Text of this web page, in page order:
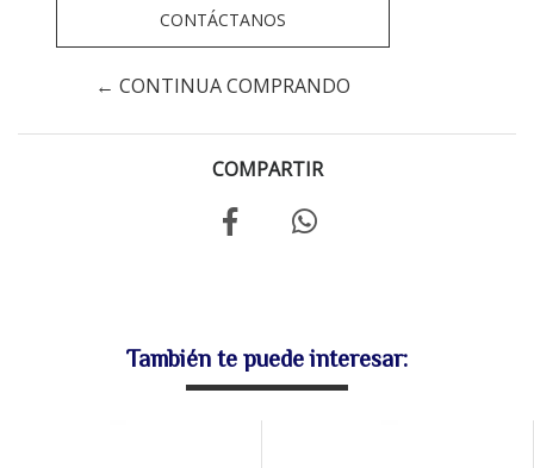
CONTÁCTANOS
← CONTINUA COMPRANDO
COMPARTIR
También te puede interesar: